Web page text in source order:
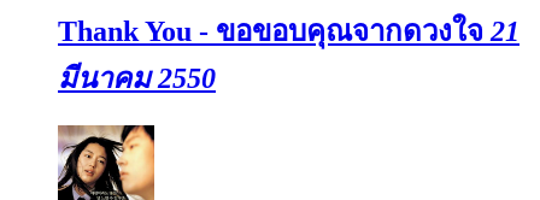
Thank You - ขอขอบคุณจากดวงใจ 21
มีนาคม 2550